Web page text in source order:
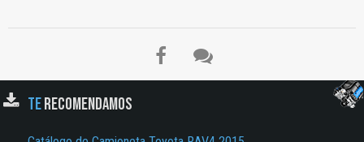
TERECOMENDAMOS